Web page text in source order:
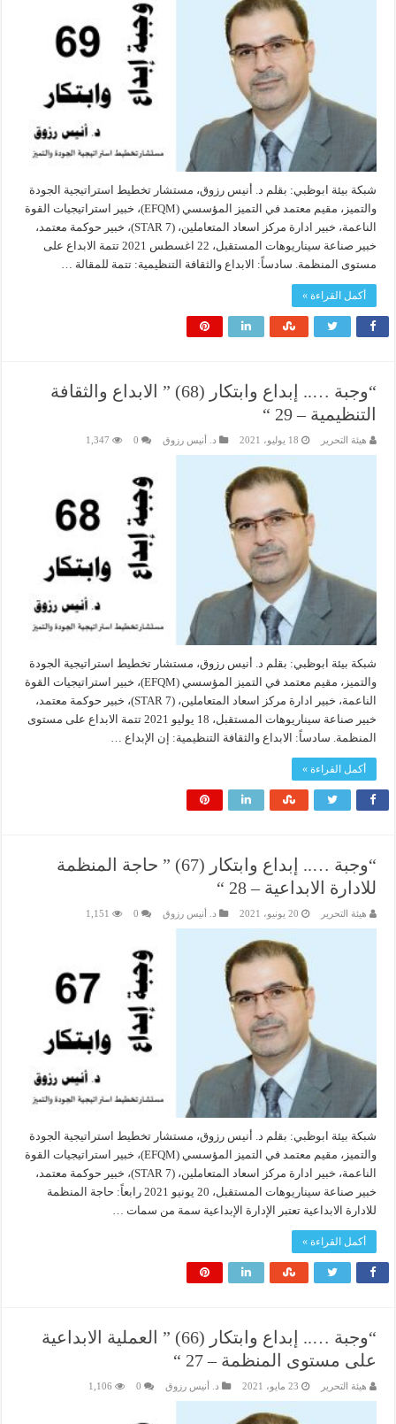
شبكة بيئة ابوظبي: بقلم د. أنيس رزوق، مستشار تخطيط استراتيجية الجودة
والتميز، مقيم معتمد في التميز المؤسسي (EFQM)، خبير استراتيجيات القوة
الناعمة، خبير ادارة مركز اسعاد المتعاملين، (7 STAR)، خبير حوكمة معتمد،
خبير صناعة سيناريوهات المستقبل، 22 اغسطس 2021 تتمة الابداع على
مستوى المنظمة. سادساً: الابداع والثقافة التنظيمية: تتمة للمقالة …
أكمل القراءة »
“وجبة ….. إبداع وابتكار (68) ” الابداع والثقافة
التنظيمية – 29 “
هيئة التحرير 18 يوليو، 2021 د. أنيس رزوق 0
1,347
شبكة بيئة ابوظبي: بقلم د. أنيس رزوق، مستشار تخطيط استراتيجية الجودة
والتميز، مقيم معتمد في التميز المؤسسي (EFQM)، خبير استراتيجيات القوة
الناعمة، خبير ادارة مركز اسعاد المتعاملين، (7 STAR)، خبير حوكمة معتمد،
خبير صناعة سيناريوهات المستقبل، 18 يوليو 2021 تتمة الابداع على مستوى
المنظمة. سادساً: الابداع والثقافة التنظيمية: إن الإبداع …
أكمل القراءة »
“وجبة ….. إبداع وابتكار (67) ” حاجة المنظمة
للادارة الابداعية – 28 “
هيئة التحرير 20 يونيو، 2021 د. أنيس رزوق 0
1,151
شبكة بيئة ابوظبي: بقلم د. أنيس رزوق، مستشار تخطيط استراتيجية الجودة
والتميز، مقيم معتمد في التميز المؤسسي (EFQM)، خبير استراتيجيات القوة
الناعمة، خبير ادارة مركز اسعاد المتعاملين، (7 STAR)، خبير حوكمة معتمد،
خبير صناعة سيناريوهات المستقبل، 20 يونيو 2021 رابعاً: حاجة المنظمة
للادارة الابداعية تعتبر الإدارة الإبداعية سمة من سمات …
أكمل القراءة »
“وجبة ….. إبداع وابتكار (66) ” العملية الابداعية
على مستوى المنظمة – 27 “
هيئة التحرير 23 مايو، 2021 د. أنيس رزوق 0
1,106